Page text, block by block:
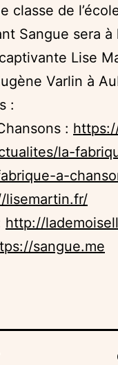
classe de
Sangue sera à
Lise
Varlin à
:
:
la-
a-
lisemartin.fr/
http://
sangue.me